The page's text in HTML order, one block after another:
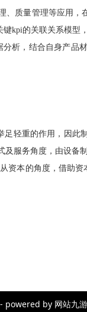
、质量管理等应用
键kpi的关联关系模型
析，结合自身产
轻重的作用，因
及服务角度，由设备
从资本的角度，借助资
powered by 网站